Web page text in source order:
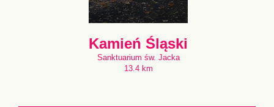
Kamień Śląski
Sanktuarium św. Jacka
13.4 km